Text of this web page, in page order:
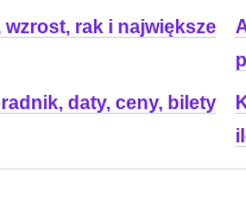
wzrost, rak i największe
daty, ceny, bilety